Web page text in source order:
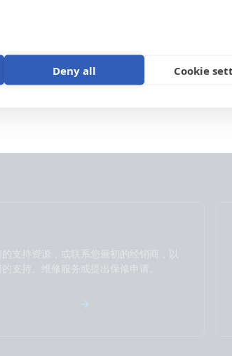
Deny all Cookie
Lynx Class-T Power In (M10) (with
Genless monohull with Victron MultiPlus
Alternator Wakespeed WS500-Pro
MultiPlus II 3kVA 230VAC 12VDC 2x200Ah
Cerbo GX touch generator MPPT Extra
BMS-NG Class-T Power In Distributors
Arco Zeus Alternator Orion XS 1400 12V Li
Brand video
产品支持
的支持资源，或联系您最初的经销商，以
的支持、维修服务或提出保修申请。